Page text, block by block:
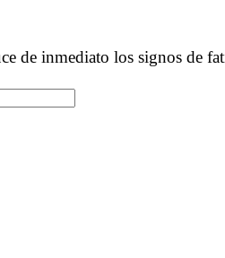
de inmediato los signos de